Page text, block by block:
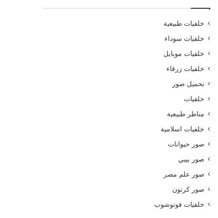
خلفيات طبيعية
خلفيات سوداء
خلفيات موبايل
خلفيات زرقاء
تحميل صور
خلفيات
مناظر طبيعية
خلفيات اسلامية
صور حيوانات
صور بيبي
صور علم مصر
صور كرتون
خلفيات فوتوشوب